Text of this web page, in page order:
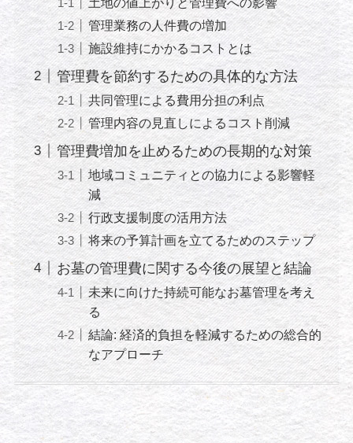
管理業務の人件費の増加
施設維持にかかるコストとは
管理費を節約するための具体的な方法
共同管理による費用分担の利点
管理内容の見直しによるコスト削減
管理費増加を止めるための長期的な対策
地域コミュニティとの協力による影響軽
減
行政支援制度の活用方法
将来の予算計画を立てるためのステップ
お墓の管理費に関する今後の展望と結論
未来に向けた持続可能なお墓管理を考え
る
結論: 経済的負担を軽減するための総合的
なアプローチ